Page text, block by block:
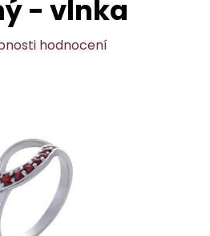
- vlnka
hodnocení